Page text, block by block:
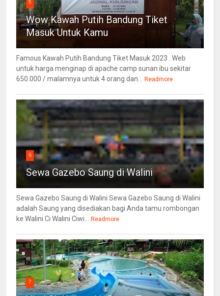
5
Wow Kawah Putih Bandung Tiket
Masuk Untuk Kamu
Famous Kawah Putih Bandung Tiket Masuk 2023 . Web
untuk harga menginap di apache camp sunan ibu sekitar
650.000 / malamnya untuk 4 orang dan...
Readmore
6
Sewa Gazebo Saung di Walini
Sewa Gazebo Saung di Walini Sewa Gazebo Saung di Walini
adalah Saung yang disediakan bagi Anda tamu rombongan
ke Walini Ci Walini Ciwi...
Readmore
7